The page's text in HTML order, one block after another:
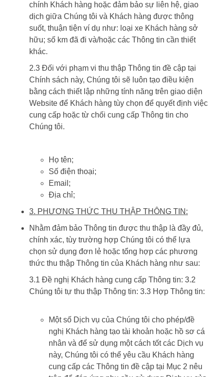
chính Khách hàng hoặc đảm bảo sự liên hệ, giao
dịch giữa Chúng tôi và Khách hàng được thông
suốt, thuận tiện ví dụ như: loại xe Khách hàng sở
hữu; số km đã đi và/hoặc các Thông tin cần thiết
khác.
2.3 Đối với phạm vi thu thập Thông tin đề cập tại
Chính sách này, Chúng tôi sẽ luôn tạo điều kiện
bằng cách thiết lập những tính năng trên giao diện
Website để Khách hàng tùy chọn để quyết định việc
cung cấp hoặc từ chối cung cấp Thông tin cho
Chúng tôi.
Họ tên;
Số điện thoại;
Email;
Địa chỉ;
3. PHƯƠNG THỨC THU THẬP THÔNG TIN:
Nhằm đảm bảo Thông tin được thu thập là đầy đủ,
chính xác, tùy trường hợp Chúng tôi có thể lựa
chọn sử dụng đơn lẻ hoặc tổng hợp các phương
thức thu thập Thông tin của Khách hàng như sau:
3.1 Đề nghị Khách hàng cung cấp Thông tin: 3.2
Chúng tôi tự thu thập Thông tin: 3.3 Hợp Thông tin:
Một số Dịch vụ của Chúng tôi cho phép/đề
nghị Khách hàng tạo tài khoản hoặc hồ sơ cá
nhân và để sử dụng một cách tốt các Dịch vụ
này, Chúng tôi có thể yêu cầu Khách hàng
cung cấp các Thông tin đề cập tại Mục 2 nêu